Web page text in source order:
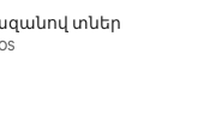
տներ